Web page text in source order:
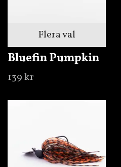
Flera val
Bluefin Pumpkin
139 kr